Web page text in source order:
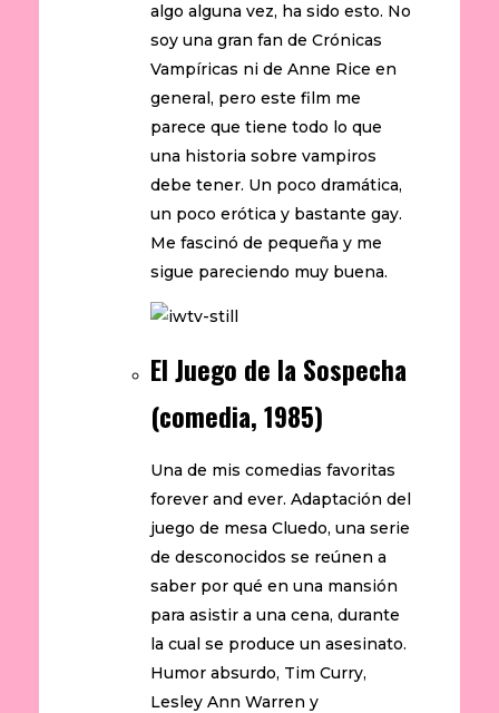
algo alguna vez, ha sido esto. No
soy una gran fan de Crónicas
Vampíricas ni de Anne Rice en
general, pero este film me
parece que tiene todo lo que
una historia sobre vampiros
debe tener. Un poco dramática,
un poco erótica y bastante gay.
Me fascinó de pequeña y me
sigue pareciendo muy buena.
El Juego de la Sospecha
(comedia, 1985)
Una de mis comedias favoritas
forever and ever. Adaptación del
juego de mesa Cluedo, una serie
de desconocidos se reúnen a
saber por qué en una mansión
para asistir a una cena, durante
la cual se produce un asesinato.
Humor absurdo, Tim Curry,
Lesley Ann Warren y